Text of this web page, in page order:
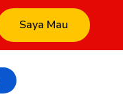
Saya Mau